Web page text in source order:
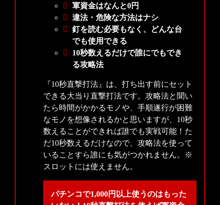
軍資金はなんと0円
違法・危険な方法はナシ
釘を読む必要もなく、どんな台
でも使用できる
10秒数えるだけで誰にでもでき
る攻略法
『10秒直撃打法』は、打ち出す前にセット
できる大当り直撃打法です。攻略法と聞い
たら時間がかかるモノや、手順遂行が困難
なモノを想像されるかと思いますが、10秒
数えることができれば誰でも実戦可能！た
だ10秒数えるだけなので、攻略法を使って
いることすら誰にも気がつかれません。
※
スロットには使えません。
パチンコで1,000円以上使うのはもった